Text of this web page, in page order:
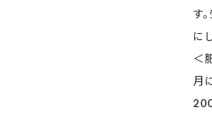
す
に
＜
月